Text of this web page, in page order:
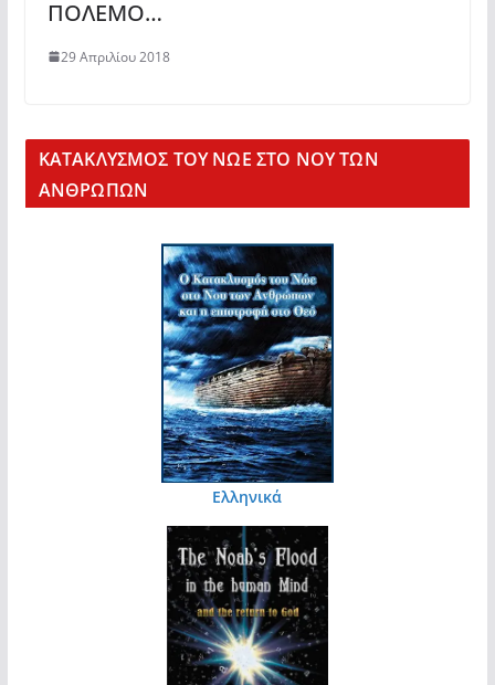
ΠΟΛΕΜΟ…
29 Απριλίου 2018
KΑΤΑΚΛΥΣΜΟΣ ΤΟΥ ΝΩΕ ΣΤΟ ΝΟΥ ΤΩΝ
ΑΝΘΡΩΠΩΝ
Ελληνικά